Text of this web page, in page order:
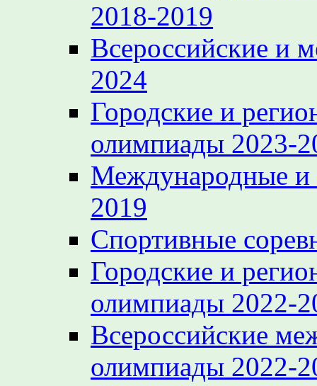
2018-2019
Всероссийские и
2024
Городские и
олимпиады 2023-
Международные и
2019
Спортивные
Городские и
олимпиады 2022-
Всероссийские
олимпиады 2022-